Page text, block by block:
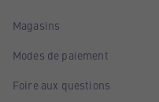
Magasins
Modes de paiement
Foire aux questions